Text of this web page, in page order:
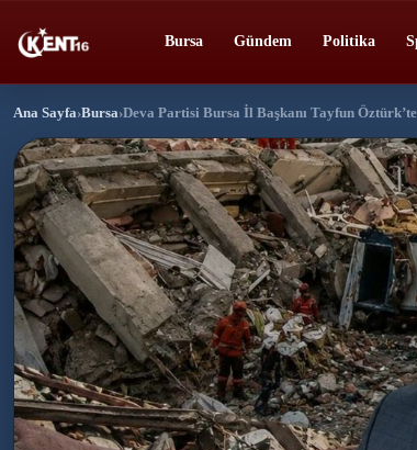
Bursa Gündem Politika
Ana Sayfa›Bursa›Deva Partisi Bursa İl Başkanı Tayfun